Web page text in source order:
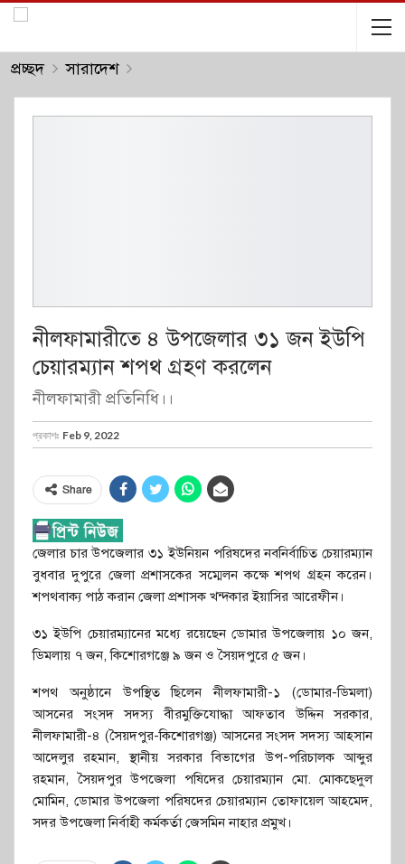
প্রচ্ছদ সারাদেশ
নীলফামারীতে ৪ উপজেলার ৩১ জন ইউপি
চেয়ারম্যান শপথ গ্রহণ করলেন
নীলফামারী প্রতিনিধি।।
প্রকাশঃ Feb 9, 2022
Share
জেলার চার উপজেলার ৩১ ইউনিয়ন পরিষদের নবনির্বাচিত চেয়ারম্যান
বুধবার দুপুরে জেলা প্রশাসকের সম্মেলন কক্ষে শপথ গ্রহন করেন।
শপথবাক্য পাঠ করান জেলা প্রশাসক খন্দকার ইয়াসির আরেফীন।
৩১ ইউপি চেয়ারম্যানের মধ্যে রয়েছেন ডোমার উপজেলায় ১০ জন,
ডিমলায় ৭ জন, কিশোরগঞ্জে ৯ জন ও সৈয়দপুরে ৫ জন।
শপথ অনুষ্ঠানে উপস্থিত ছিলেন নীলফামারী-১ (ডোমার-ডিমলা)
আসনের সংসদ সদস্য বীরমুক্তিযোদ্ধা আফতাব উদ্দিন সরকার,
নীলফামারী-৪ (সৈয়দপুর-কিশোরগঞ্জ) আসনের সংসদ সদস্য আহসান
আদেলুর রহমান, স্থানীয় সরকার বিভাগের উপ-পরিচালক আব্দুর
রহমান, সৈয়দপুর উপজেলা পষিদের চেয়ারম্যান মো. মোকছেদুল
মোমিন, ডোমার উপজেলা পরিষদের চেয়ারম্যান তোফায়েল আহমেদ,
সদর উপজেলা নির্বাহী কর্মকর্তা জেসমিন নাহার প্রমুখ।